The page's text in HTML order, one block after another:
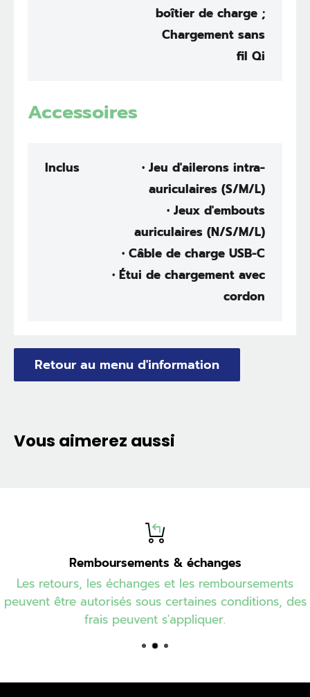
boîtier de charge ;
Chargement sans
fil Qi
Accessoires
Inclus
• Jeu d'ailerons intra-
auriculaires (S/M/L)
• Jeux d'embouts
auriculaires (N/S/M/L)
• Câble de charge USB-C
• Étui de chargement avec
cordon
Retour au menu d'information
Vous aimerez aussi
Remboursements & échanges
Les retours, les échanges et les remboursements
peuvent être autorisés sous certaines conditions, des
frais peuvent s'appliquer.